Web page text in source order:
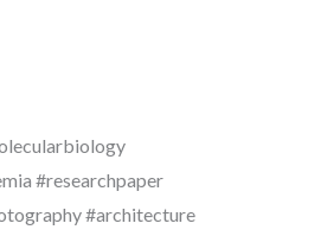
#researchpaper
#architecture